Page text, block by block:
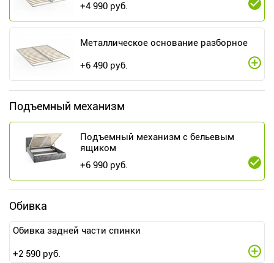
+4 990 руб.
Металлическое основание разборное
+6 490 руб.
Подъемный механизм
Подъемный механизм с бельевым
ящиком
+6 990 руб.
Обивка
Обивка задней части спинки
+2 590 руб.